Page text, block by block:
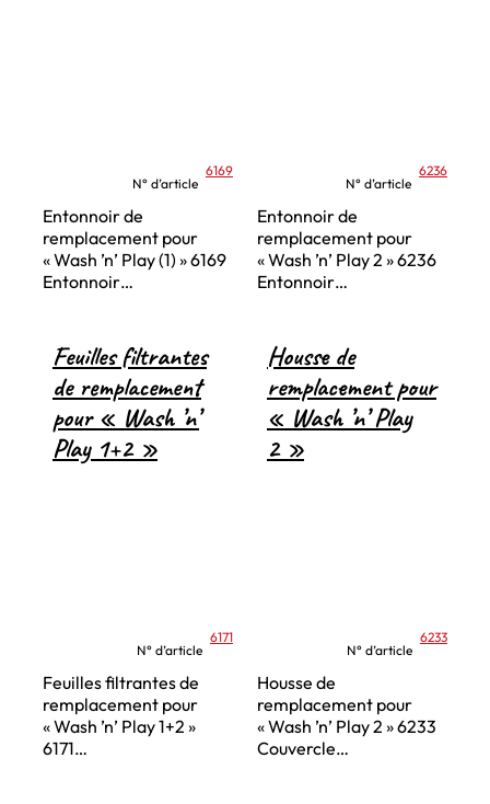
N° d’article
6169
Entonnoir de
remplacement pour
« Wash ’n’ Play (1) » 6169
Entonnoir…
N° d’article
6236
Entonnoir de
remplacement pour
« Wash ’n’ Play 2 » 6236
Entonnoir…
Feuilles filtrantes
de remplacement
pour « Wash ’n’
Play 1+2 »
N° d’article
6171
Feuilles filtrantes de
remplacement pour
« Wash ’n’ Play 1+2 »
6171…
Housse de
remplacement pour
« Wash ’n’ Play
2 »
N° d’article
6233
Housse de
remplacement pour
« Wash ’n’ Play 2 » 6233
Couvercle…